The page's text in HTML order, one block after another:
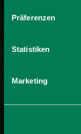
Präferenzen
Statistiken
Marketing